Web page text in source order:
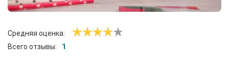
Средняя оценка:
Всего отзывы:
1